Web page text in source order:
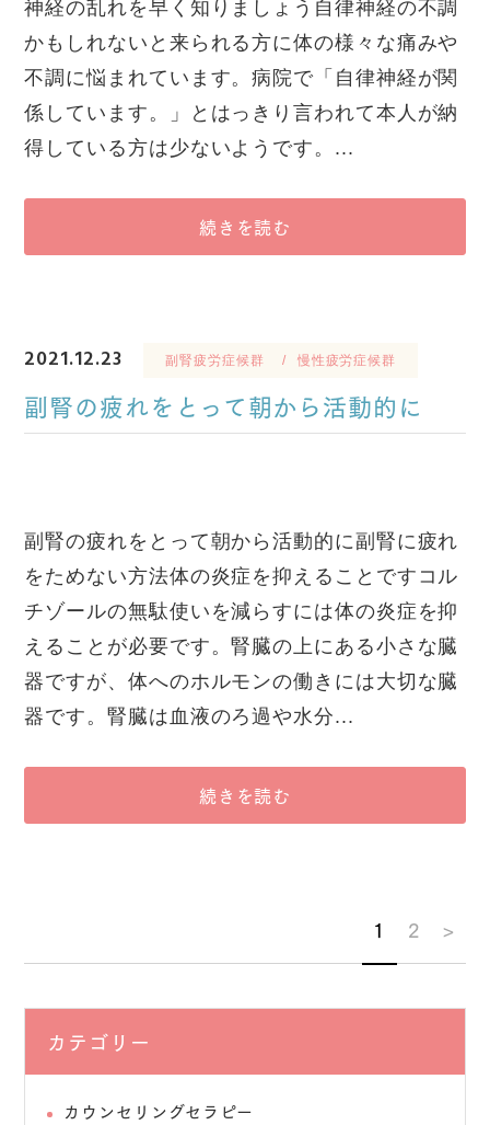
神経の乱れを早く知りましょう自律神経の不調
かもしれないと来られる方に体の様々な痛みや
不調に悩まれています。病院で「自律神経が関
係しています。」とはっきり言われて本人が納
得している方は少ないようです。...
続きを読む
2021.12.23 副腎疲労症候群 慢性疲労症候群
副腎の疲れをとって朝から活動的に
副腎の疲れをとって朝から活動的に副腎に疲れ
をためない方法体の炎症を抑えることですコル
チゾールの無駄使いを減らすには体の炎症を抑
えることが必要です。腎臓の上にある小さな臓
器ですが、体へのホルモンの働きには大切な臓
器です。腎臓は血液のろ過や水分...
続きを読む
1 2 >
カテゴリー
カウンセリングセラピー